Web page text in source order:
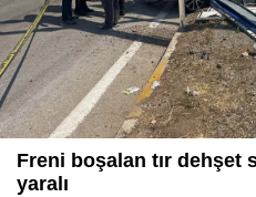
Freni boşalan tır dehşet
yaralı